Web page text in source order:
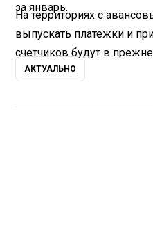
за январь.
На территориях с
выпускать платежки и
счетчиков будут в
АКТУАЛЬНО